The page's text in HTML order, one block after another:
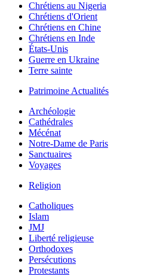
Chrétiens au Nigeria
Chrétiens d'Orient
Chrétiens en Chine
Chrétiens en Inde
États-Unis
Guerre en Ukraine
Terre sainte
Patrimoine Actualités
Archéologie
Cathédrales
Mécénat
Notre-Dame de Paris
Sanctuaires
Voyages
Religion
Catholiques
Islam
JMJ
Liberté religieuse
Orthodoxes
Persécutions
Protestants